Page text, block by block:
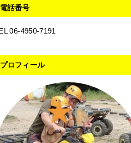
電話番号
06-4950-7191
プロフィール